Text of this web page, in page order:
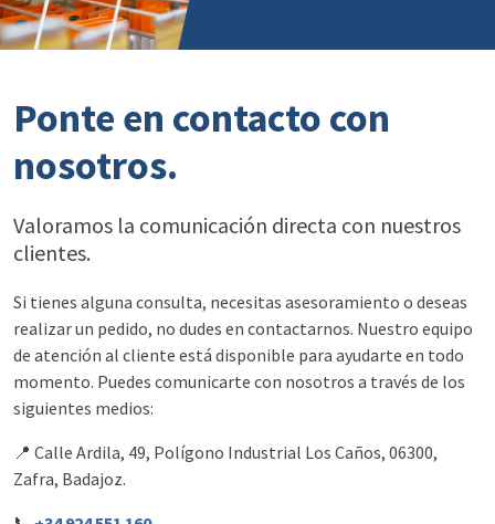
Ponte en contacto con
nosotros.
Valoramos la comunicación directa con nuestros
clientes.
Si tienes alguna consulta, necesitas asesoramiento o deseas
realizar un pedido, no dudes en contactarnos. Nuestro equipo
de atención al cliente está disponible para ayudarte en todo
momento. Puedes comunicarte con nosotros a través de los
siguientes medios:
📍 Calle Ardila, 49, Polígono Industrial Los Caños, 06300,
Zafra, Badajoz.